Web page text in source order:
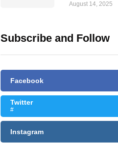
August 14, 2025
Subscribe and Follow
Facebook
Twitter
#
Instagram